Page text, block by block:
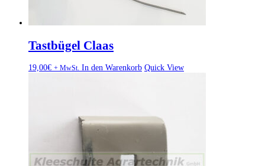
Tastbügel Claas
19,00€ + MwSt. In den Warenkorb Quick View